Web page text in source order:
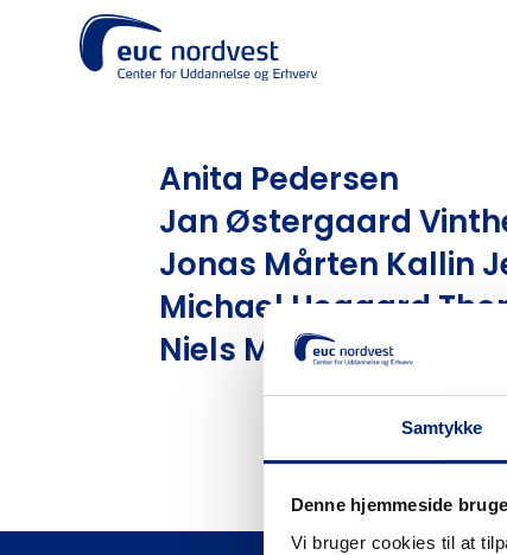
Samtykke
Denne hjemmeside
Vi bruger cookies til at
Anita Pedersen
Jan Østergaard
Jonas Mårten Kallin
Michael Hegaard
Niels Møller Pedersen